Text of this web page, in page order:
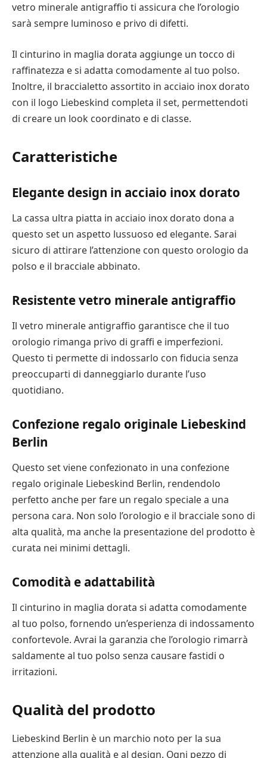
vetro minerale antigraffio ti assicura che l’orologio
sarà sempre luminoso e privo di difetti.
Il cinturino in maglia dorata aggiunge un tocco di
raffinatezza e si adatta comodamente al tuo polso.
Inoltre, il braccialetto assortito in acciaio inox dorato
con il logo Liebeskind completa il set, permettendoti
di creare un look coordinato e di classe.
Caratteristiche
Elegante design in acciaio inox dorato
La cassa ultra piatta in acciaio inox dorato dona a
questo set un aspetto lussuoso ed elegante. Sarai
sicuro di attirare l’attenzione con questo orologio da
polso e il bracciale abbinato.
Resistente vetro minerale antigraffio
Il vetro minerale antigraffio garantisce che il tuo
orologio rimanga privo di graffi e imperfezioni.
Questo ti permette di indossarlo con fiducia senza
preoccuparti di danneggiarlo durante l’uso
quotidiano.
Confezione regalo originale Liebeskind
Berlin
Questo set viene confezionato in una confezione
regalo originale Liebeskind Berlin, rendendolo
perfetto anche per fare un regalo speciale a una
persona cara. Non solo l’orologio e il bracciale sono di
alta qualità, ma anche la presentazione del prodotto è
curata nei minimi dettagli.
Comodità e adattabilità
Il cinturino in maglia dorata si adatta comodamente
al tuo polso, fornendo un’esperienza di indossamento
confortevole. Avrai la garanzia che l’orologio rimarrà
saldamente al tuo polso senza causare fastidi o
irritazioni.
Qualità del prodotto
Liebeskind Berlin è un marchio noto per la sua
attenzione alla qualità e al design. Ogni pezzo di